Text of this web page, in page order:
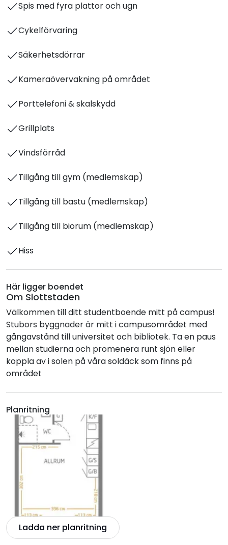
Spis med fyra plattor och ugn
Cykelförvaring
Säkerhetsdörrar
Kameraövervakning på området
Porttelefoni & skalskydd
Grillplats
Vindsförråd
Tillgång till gym (medlemskap)
Tillgång till bastu (medlemskap)
Tillgång till biorum (medlemskap)
Hiss
Här ligger boendet
Om Slottstaden
Välkommen till ditt studentboende mitt på campus!
Stubors byggnader är mitt i campusområdet med
gångavstånd till universitet och bibliotek. Ta en paus
mellan studierna och promenera runt sjön eller
koppla av i solen på våra soldäck som finns på
området
Planritning
Ladda ner planritning